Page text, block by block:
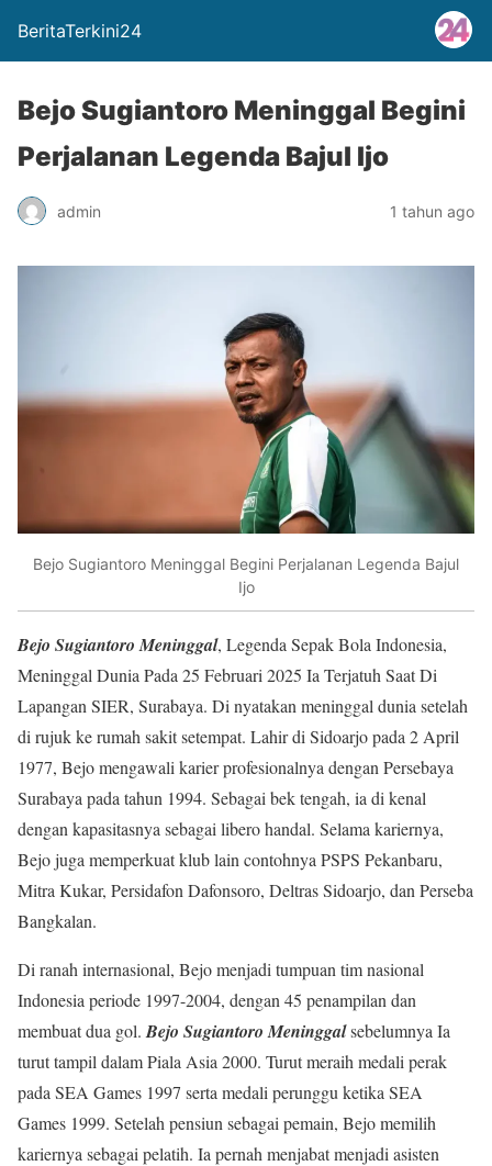
BeritaTerkini24
Bejo Sugiantoro Meninggal Begini
Perjalanan Legenda Bajul Ijo
admin 1 tahun ago
Bejo Sugiantoro Meninggal Begini Perjalanan Legenda Bajul
Ijo
Bejo Sugiantoro Meninggal, Legenda Sepak Bola Indonesia,
Meninggal Dunia Pada 25 Februari 2025 Ia Terjatuh Saat Di
Lapangan SIER, Surabaya. Di nyatakan meninggal dunia setelah
di rujuk ke rumah sakit setempat. Lahir di Sidoarjo pada 2 April
1977, Bejo mengawali karier profesionalnya dengan Persebaya
Surabaya pada tahun 1994. Sebagai bek tengah, ia di kenal
dengan kapasitasnya sebagai libero handal. Selama kariernya,
Bejo juga memperkuat klub lain contohnya PSPS Pekanbaru,
Mitra Kukar, Persidafon Dafonsoro, Deltras Sidoarjo, dan Perseba
Bangkalan.
Di ranah internasional, Bejo menjadi tumpuan tim nasional
Indonesia periode 1997-2004, dengan 45 penampilan dan
membuat dua gol. Bejo Sugiantoro Meninggalsebelumnya Ia
turut tampil dalam Piala Asia 2000. Turut meraih medali perak
pada SEA Games 1997 serta medali perunggu ketika SEA
Games 1999. Setelah pensiun sebagai pemain, Bejo memilih
kariernya sebagai pelatih. Ia pernah menjabat menjadi asisten